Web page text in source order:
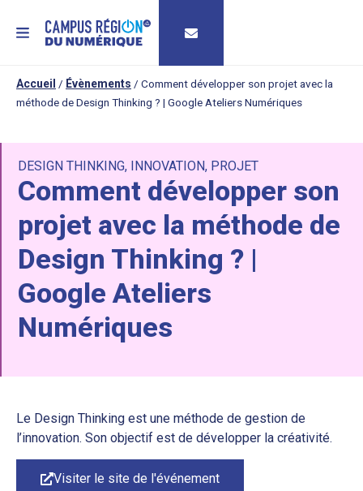
MENU
Accueil / Évènements / Comment développer son projet avec la
méthode de Design Thinking ? | Google Ateliers Numériques
DESIGN THINKING, INNOVATION, PROJET
Comment développer son
projet avec la méthode de
Design Thinking ? |
Google Ateliers
Numériques
Le Design Thinking est une méthode de gestion de
l’innovation. Son objectif est de développer la créativité.
Visiter le site de l'événement